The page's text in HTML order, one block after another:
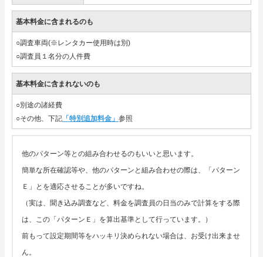
基本料金に含まれるのも
○調査車両(※レンタカー使用時は別)
○調査員１名分の人件費
基本料金に含まれないのも
○別途の諸経費
○その他、下記 「特別追加料金」 参照
他のパターン等との組み合わせるのもいいと思います。
簡単な所在確認等や、他のパターンと組み合わせの際は、「パターン
Ｅ」とを適応させることが多いですね。
（実は、聞き込み調査など、料金を調査員の日当のみで計算をする際
は、この「パターンＥ」を算出基準として行っています。）
前もって設定期間等をハッキリ決められない場合は、お受け出来ませ
ん。